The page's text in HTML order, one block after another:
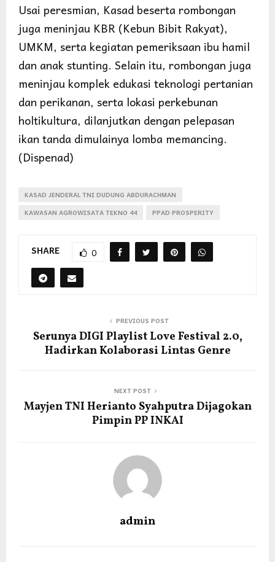
Usai peresmian, Kasad beserta rombongan
juga meninjau KBR (Kebun Bibit Rakyat),
UMKM, serta kegiatan pemeriksaan ibu hamil
dan anak stunting. Selain itu, rombongan juga
meninjau komplek edukasi teknologi pertanian
dan perikanan, serta lokasi perkebunan
holtikultura, dilanjutkan dengan pelepasan
ikan tanda dimulainya lomba memancing.
(Dispenad)
KASAD JENDERAL TNI DUDUNG ABDURACHMAN
KAWASAN AGROWISATA TEKNO 44
PPAD PROSPERITY
SHARE 0
PREVIOUS POST
Serunya DIGI Playlist Love Festival 2.0,
Hadirkan Kolaborasi Lintas Genre
NEXT POST
Mayjen TNI Herianto Syahputra Dijagokan
Pimpin PP INKAI
admin